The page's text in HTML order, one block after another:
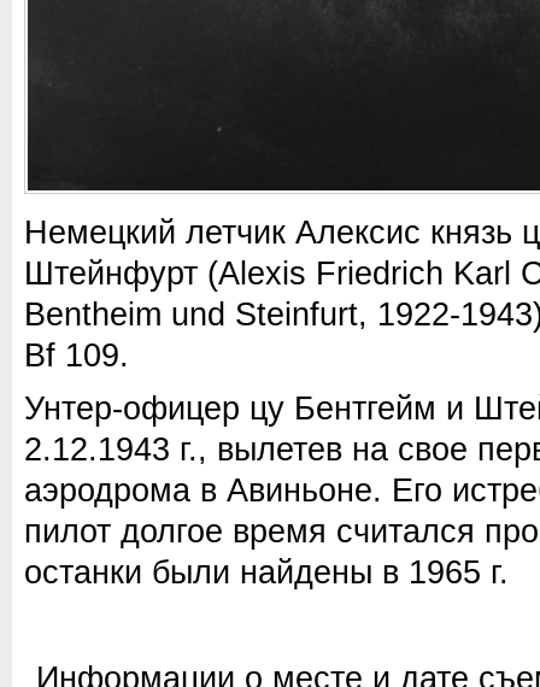
Немецкий летчик Алексис князь
Штейнфурт (Alexis Friedrich Karl
Bentheim und Steinfurt, 1922-
Bf 109.
Унтер-офицер цу Бентгейм и
2.12.1943 г., вылетев на свое
аэродрома в Авиньоне. Его
пилот долгое время считался
останки были найдены в 1965 г.
Информации о месте и дате